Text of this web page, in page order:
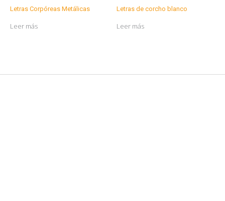
Letras Corpóreas Metálicas
Leer más
Letras de corcho blanco
Leer más